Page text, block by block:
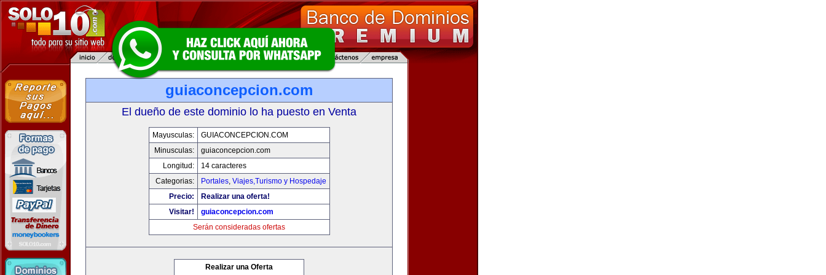
guiaconcepcion.com
El dueño de este dominio lo ha puesto en Venta
Mayusculas:
GUIACONCEPCION.COM
Minusculas:
guiaconcepcion.com
Longitud:
14 caracteres
Categorias:
Portales, Viajes,Turismo y Hospedaje
Precio:
Realizar una oferta!
Visitar!
guiaconcepcion.com
Serán consideradas ofertas
Realizar una Oferta